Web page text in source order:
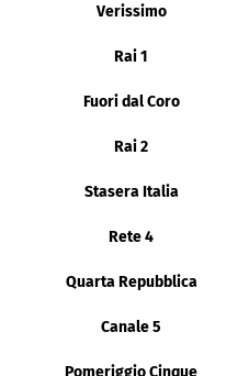
Verissimo
Rai 1
Fuori dal Coro
Rai 2
Stasera Italia
Rete 4
Quarta Repubblica
Canale 5
Pomeriggio Cinque